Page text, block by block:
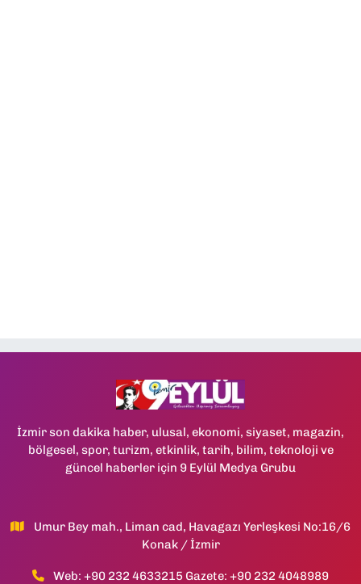
İzmir son dakika haber, ulusal, ekonomi, siyaset, magazin,
bölgesel, spor, turizm, etkinlik, tarih, bilim, teknoloji ve
güncel haberler için 9 Eylül Medya Grubu
Umur Bey mah., Liman cad, Havagazı Yerleşkesi No:16/6
Konak / İzmir
Web: +90 232 4633215 Gazete: +90 232 4048989